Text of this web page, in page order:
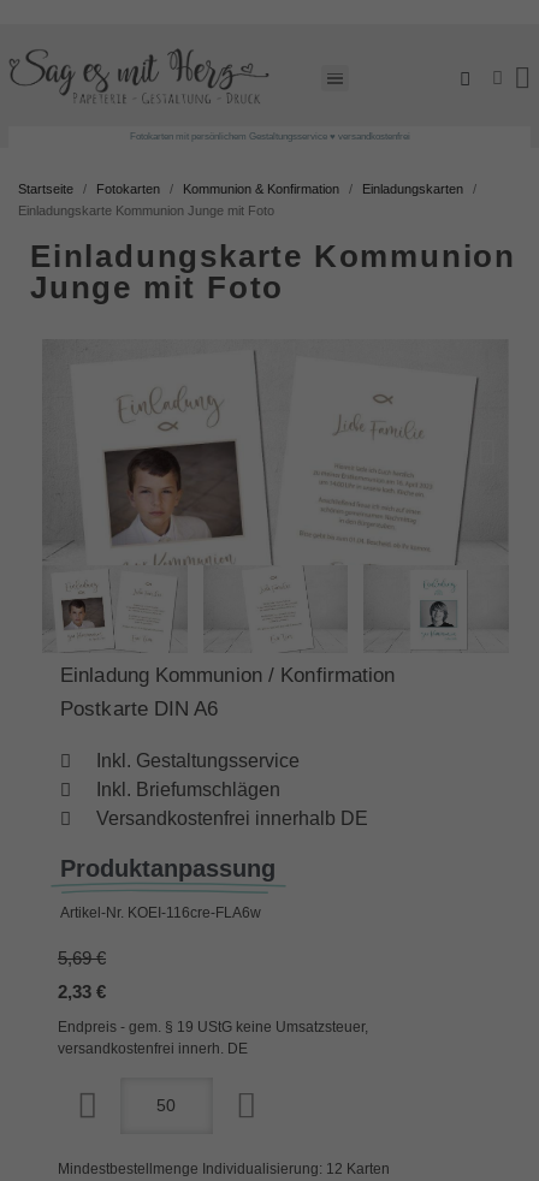
Fotokarten mit persönlichem Gestaltungsservice ♥ versandkostenfrei
Startseite Fotokarten Kommunion & Konfirmation
Einladungskarten
Einladungskarte Kommunion Junge mit Foto
Einladungskarte Kommunion
Junge mit Foto
Einladung Kommunion / Konfirmation
Postkarte DIN A6
Inkl. Gestaltungsservice
Inkl. Briefumschlägen
Versandkostenfrei innerhalb DE
Produktanpassung
Artikel-Nr. KOEI-116cre-FLA6w
5,69 €
2,33 €
Endpreis - gem. § 19 UStG keine Umsatzsteuer,
versandkostenfrei innerh. DE
Mindestbestellmenge Individualisierung: 12 Karten